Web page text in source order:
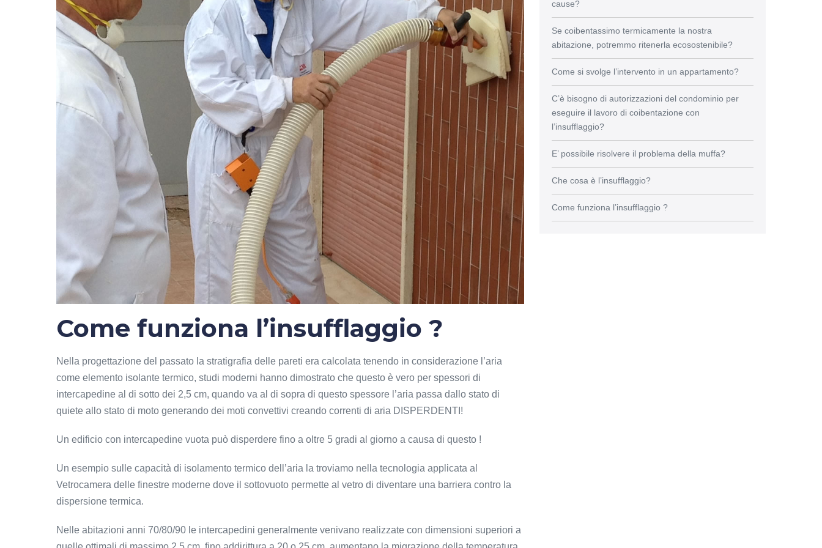
Come funziona l’insufflaggio ?
Nella progettazione del passato la stratigrafia delle pareti era calcolata tenendo in considerazione l’aria
come elemento isolante termico, studi moderni hanno dimostrato che questo è vero per spessori di
intercapedine al di sotto dei 2,5 cm, quando va al di sopra di questo spessore l’aria passa dallo stato di
quiete allo stato di moto generando dei moti convettivi creando correnti di aria DISPERDENTI!
Un edificio con intercapedine vuota può disperdere fino a oltre 5 gradi al giorno a causa di questo !
Un esempio sulle capacità di isolamento termico dell’aria la troviamo nella tecnologia applicata al
Vetrocamera delle finestre moderne dove il sottovuoto permette al vetro di diventare una barriera contro la
dispersione termica.
Nelle abitazioni anni 70/80/90 le intercapedini generalmente venivano realizzate con dimensioni superiori a
cause?
Se coibentassimo termicamente la nostra
abitazione, potremmo ritenerla ecosostenibile?
Come si svolge l’intervento in un appartamento?
C’è bisogno di autorizzazioni del condominio per
eseguire il lavoro di coibentazione con
l’insufflaggio?
E’ possibile risolvere il problema della muffa?
Che cosa è l’insufflaggio?
Come funziona l’insufflaggio ?